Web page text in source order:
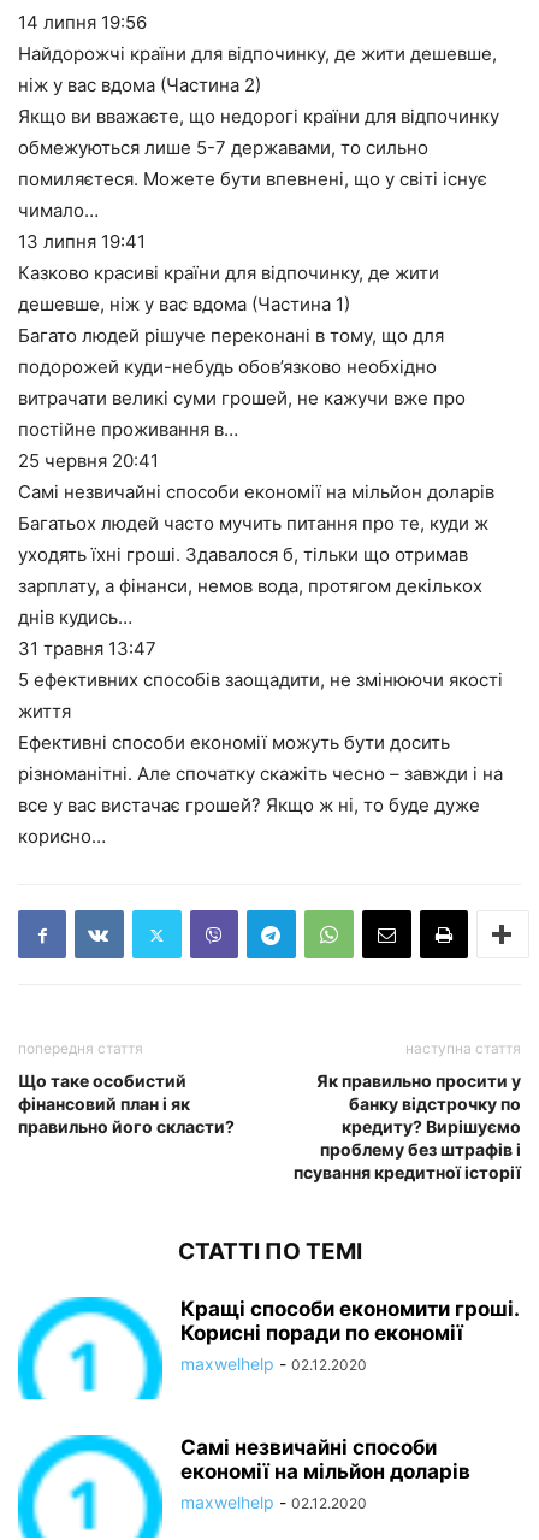
14 липня 19:56
Найдорожчі країни для відпочинку, де жити дешевше,
ніж у вас вдома (Частина 2)
Якщо ви вважаєте, що недорогі країни для відпочинку
обмежуються лише 5-7 державами, то сильно
помиляєтеся. Можете бути впевнені, що у світі існує
чимало…
13 липня 19:41
Казково красиві країни для відпочинку, де жити
дешевше, ніж у вас вдома (Частина 1)
Багато людей рішуче переконані в тому, що для
подорожей куди-небудь обов’язково необхідно
витрачати великі суми грошей, не кажучи вже про
постійне проживання в…
25 червня 20:41
Самі незвичайні способи економії на мільйон доларів
Багатьох людей часто мучить питання про те, куди ж
уходять їхні гроші. Здавалося б, тільки що отримав
зарплату, а фінанси, немов вода, протягом декількох
днів кудись…
31 травня 13:47
5 ефективних способів заощадити, не змінюючи якості
життя
Ефективні способи економії можуть бути досить
різноманітні. Але спочатку скажіть чесно – завжди і на
все у вас вистачає грошей? Якщо ж ні, то буде дуже
корисно…
попередня стаття
Що таке особистий
фінансовий план і як
правильно його скласти?
наступна стаття
Як правильно просити у
банку відстрочку по
кредиту? Вирішуємо
проблему без штрафів і
псування кредитної історії
СТАТТІ ПО ТЕМІ
Кращі способи економити гроші.
Корисні поради по економії
maxwelhelp - 02.12.2020
Самі незвичайні способи
економії на мільйон доларів
maxwelhelp - 02.12.2020